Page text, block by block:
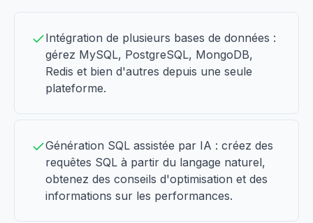
Intégration de plusieurs bases de données :
gérez MySQL, PostgreSQL, MongoDB,
Redis et bien d'autres depuis une seule
plateforme.
Génération SQL assistée par IA : créez des
requêtes SQL à partir du langage naturel,
obtenez des conseils d'optimisation et des
informations sur les performances.